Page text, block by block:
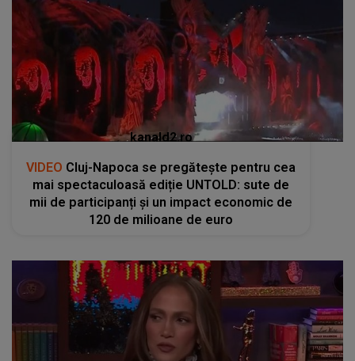
kanald2.ro
VIDEO Cluj-Napoca se pregătește pentru cea
mai spectaculoasă ediție UNTOLD: sute de
mii de participanți și un impact economic de
120 de milioane de euro